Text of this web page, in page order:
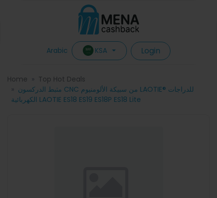
Arabic KSA Login
Home
Top Hot Deals
مثبط الدركسون CNC من سبيكة الألومنيوم LAOTIE® للدراجات
الكهربائية LAOTIE ES18 ES19 ES18P ES18 Lite